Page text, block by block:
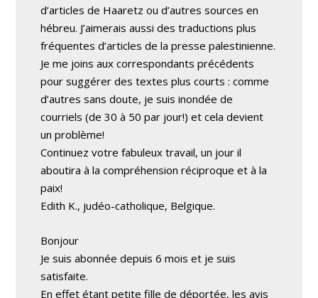
d’articles de Haaretz ou d’autres sources en
hébreu. J’aimerais aussi des traductions plus
fréquentes d’articles de la presse palestinienne.
Je me joins aux correspondants précédents
pour suggérer des textes plus courts : comme
d’autres sans doute, je suis inondée de
courriels (de 30 à 50 par jour!) et cela devient
un problème!
Continuez votre fabuleux travail, un jour il
aboutira à la compréhension réciproque et à la
paix!
Edith K., judéo-catholique, Belgique.
Bonjour
Je suis abonnée depuis 6 mois et je suis
satisfaite.
En effet étant petite fille de déportée, les avis